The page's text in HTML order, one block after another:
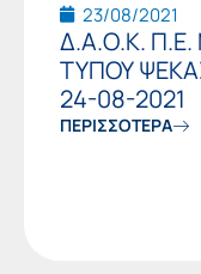
23/08/2021
Δ.Α.Ο.Κ.
ΤΥΠΟΥ
24-08-2021
ΠΕΡΙΣΣΟΤΕΡΑ